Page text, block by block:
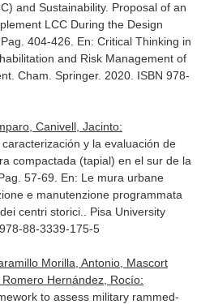
and Sustainability. Proposal of an
LCC During the Design
404-426. En: Critical Thinking in
and Risk Management of
. Cham. Springer. 2020. ISBN 978-
Canivell, Jacinto:
y la evaluación de
compactada (tapial) en el sur de la
57-69. En: Le mura urbane
e manutenzione programmata
centri storici.
. Pisa University
88-3339-175-5
Morilla, Antonio, Mascort
Hernández, Rocío:
to assess military rammed-